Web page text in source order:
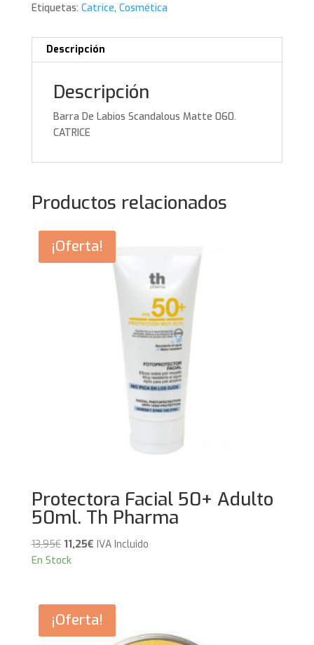
Etiquetas: Catrice, Cosmética
Descripción
Descripción
Barra De Labios Scandalous Matte 060.
CATRICE
Productos relacionados
¡Oferta!
Protectora Facial 50+ Adulto
50ml. Th Pharma
13,95€ El
precio
13,95€.
11,25€El
11,25€.
IVA Incluido
En Stock
¡Oferta!